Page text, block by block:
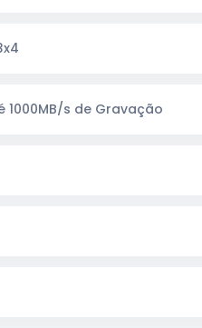
1000MB/s de Gravação